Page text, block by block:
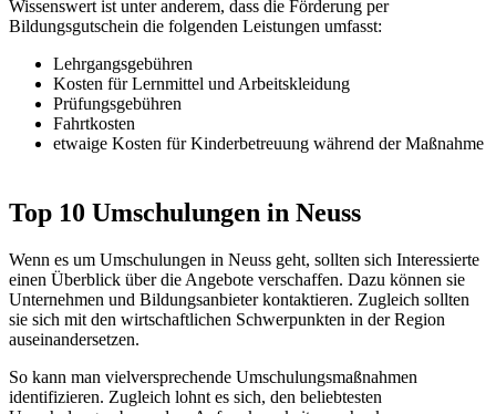
Wissenswert ist unter anderem, dass die Förderung per
Bildungsgutschein die folgenden Leistungen umfasst:
Lehrgangsgebühren
Kosten für Lernmittel und Arbeitskleidung
Prüfungsgebühren
Fahrtkosten
etwaige Kosten für Kinderbetreuung während der Maßnahme
Top 10 Umschulungen in Neuss
Wenn es um Umschulungen in Neuss geht, sollten sich Interessierte
einen Überblick über die Angebote verschaffen. Dazu können sie
Unternehmen und Bildungsanbieter kontaktieren. Zugleich sollten
sie sich mit den wirtschaftlichen Schwerpunkten in der Region
auseinandersetzen.
So kann man vielversprechende Umschulungsmaßnahmen
identifizieren. Zugleich lohnt es sich, den beliebtesten